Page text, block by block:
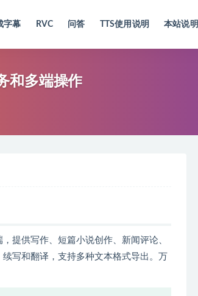
字幕 RVC 问答 TTS使用说明 本站说明
和多端操作
提供写作、短篇小说创作、新闻评论、
写和翻译，支持多种文本格式导出。万